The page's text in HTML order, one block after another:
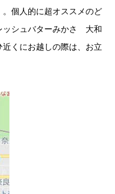
個人的に超オススメのど
ッシュバターみかさ 大和
くにお越しの際は、お立